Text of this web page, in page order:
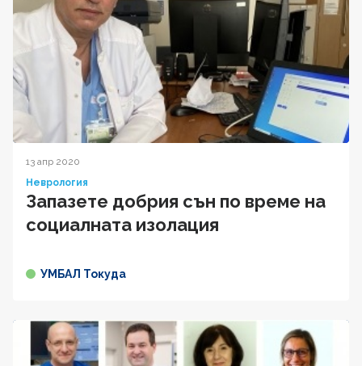
13 апр 2020
Неврология
Запазете добрия сън по време на
социалната изолация
УМБАЛ Токуда